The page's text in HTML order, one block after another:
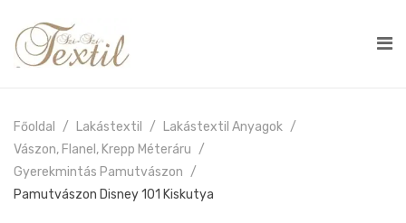
Főoldal Lakástextil
Lakástextil Anyagok
Vászon, Flanel, Krepp Méteráru
Gyerekmintás Pamutvászon
Pamutvászon Disney 101 Kiskutya